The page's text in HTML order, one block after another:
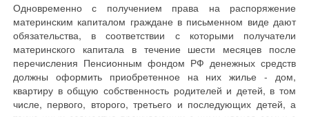
Одновременно с получением права на распоряжение
материнским капиталом граждане в письменном виде дают
обязательства, в соответствии с которыми получатели
материнского капитала в течение шести месяцев после
перечисления Пенсионным фондом РФ денежных средств
должны оформить приобретенное на них жилье - дом,
квартиру в общую собственность родителей и детей, в том
числе, первого, второго, третьего и последующих детей, а